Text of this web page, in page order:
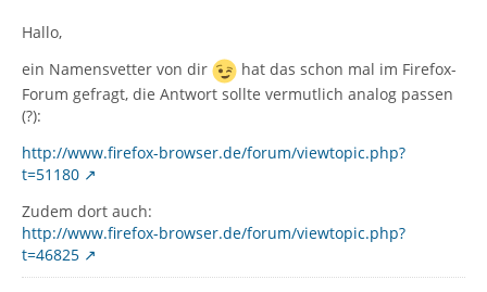
Hallo,
ein Namensvetter von dir
hat das schon mal im Firefox-
Forum gefragt, die Antwort sollte vermutlich analog passen
(?):
http://www.firefox-browser.de/forum/viewtopic.php?
t=51180
Zudem dort auch:
http://www.firefox-browser.de/forum/viewtopic.php?
t=46825